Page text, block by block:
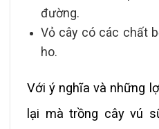
đường.
Vỏ cây có các chất
ho.
Với ý nghĩa và những
lại mà trồng cây vú